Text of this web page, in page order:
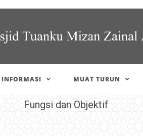
INFORMASI MUAT TURUN
Fungsi dan Objektif